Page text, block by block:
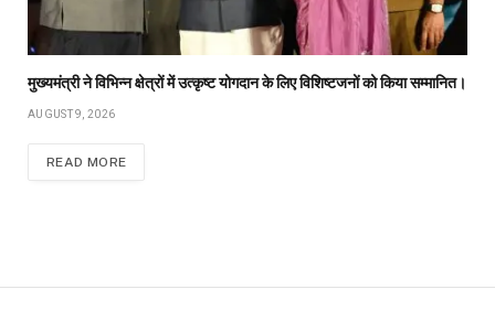
मुख्यमंत्री ने विभिन्न क्षेत्रों में उत्कृष्ट योगदान के लिए विशिष्टजनों को किया सम्मानित।
AUGUST 9, 2026
READ MORE